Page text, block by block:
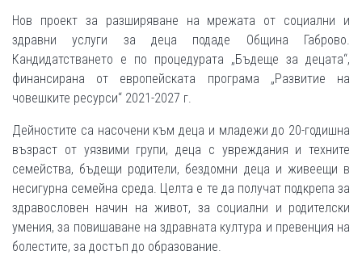
Нов проект за разширяване на мрежата от социални и
здравни услуги за деца подаде Община Габрово.
Кандидатстването е по процедурата „Бъдеще за децата“,
финансирана от европейската програма „Развитие на
човешките ресурси“ 2021-2027 г.
Дейностите са насочени към деца и младежи до 20-годишна
възраст от уязвими групи, деца с увреждания и техните
семейства, бъдещи родители, бездомни деца и живеещи в
несигурна семейна среда. Целта е те да получат подкрепа за
здравословен начин на живот, за социални и родителски
умения, за повишаване на здравната култура и превенция на
болестите, за достъп до образование.